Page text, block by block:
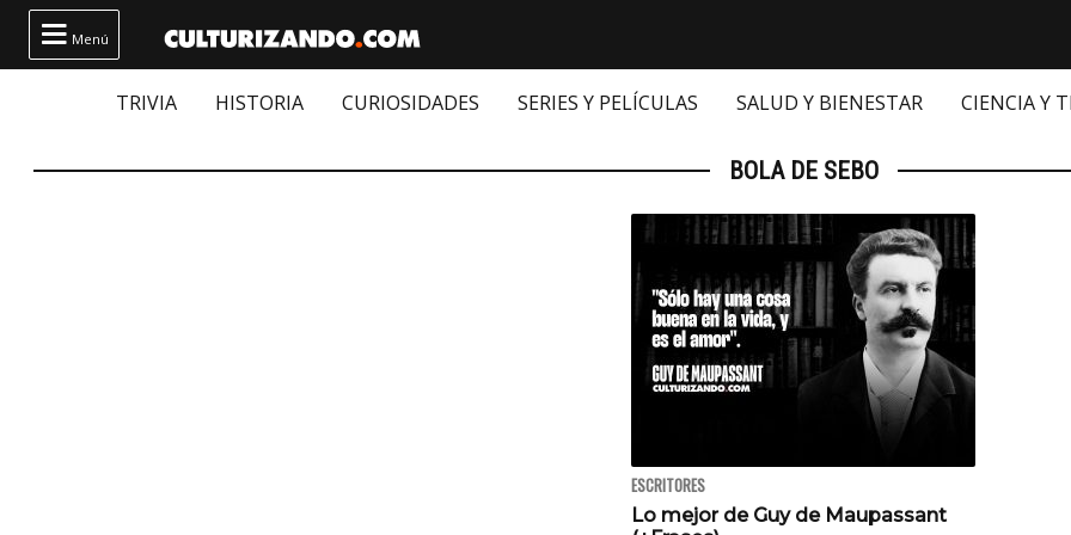
 Menú
TRIVIA HISTORIA CURIOSIDADES SERIES Y PELÍCULAS SALUD Y BIENESTAR CIENCIA Y
BOLA DE SEBO
ESCRITORES
Lo mejor de Guy de Maupassant